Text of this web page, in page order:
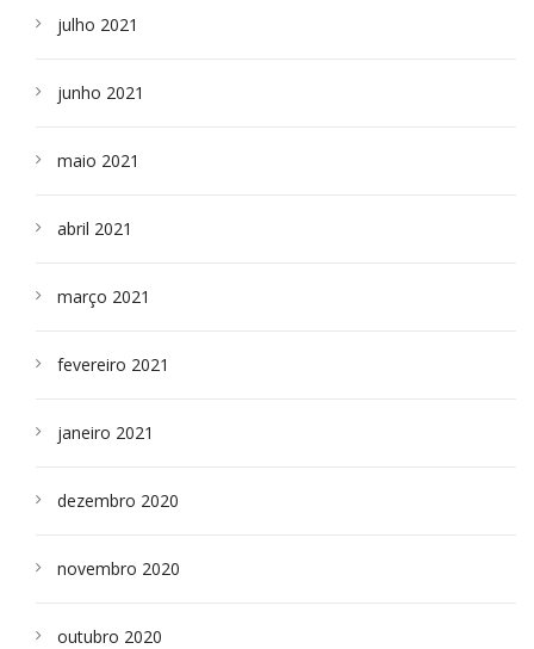
julho 2021
junho 2021
maio 2021
abril 2021
março 2021
fevereiro 2021
janeiro 2021
dezembro 2020
novembro 2020
outubro 2020